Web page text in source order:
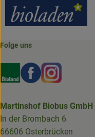
Folge uns
Externer Link zu
Externer Link
Externer
Martinshof Biobus GmbH
In der Brombach 6
66606 Osterbrücken